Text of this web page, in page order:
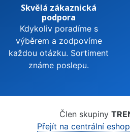
Skvělá zákaznická
podpora
Kdykoliv poradíme s
výběrem a zodpovíme
každou otázku. Sortiment
známe poslepu.
Člen skupiny
Přejít na centrální